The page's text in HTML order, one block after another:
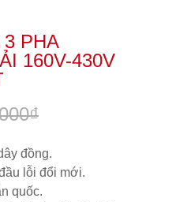
PHA
160V-430V
đồng.
lỗi đổi mới.
quốc.